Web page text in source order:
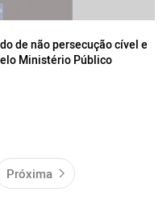
de não persecução cível e
Ministério Público
Próxima